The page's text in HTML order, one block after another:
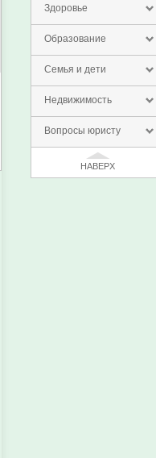
Здоровье
Образование
Семья и дети
Недвижимость
Вопросы юристу
НАВЕРХ